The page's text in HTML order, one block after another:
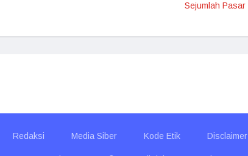
Sejumlah Pasar
Redaksi Media Siber Kode Etik Disclaimer